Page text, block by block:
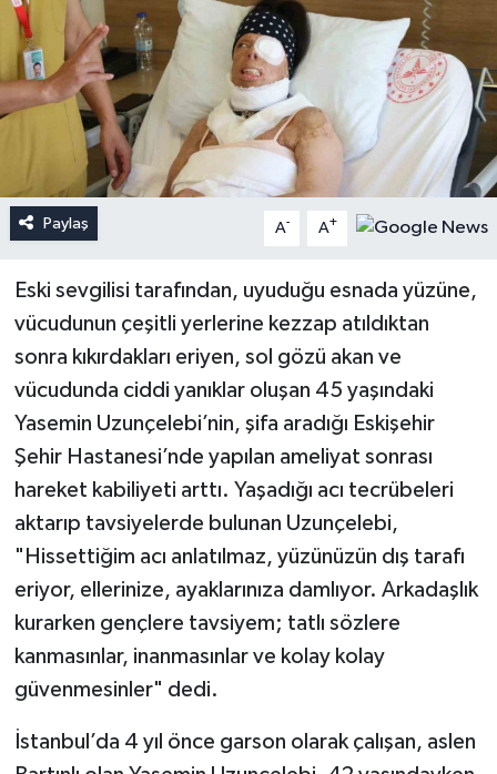
Paylaş A- A+
Eski sevgilisi tarafından, uyuduğu esnada yüzüne,
vücudunun çeşitli yerlerine kezzap atıldıktan
sonra kıkırdakları eriyen, sol gözü akan ve
vücudunda ciddi yanıklar oluşan 45 yaşındaki
Yasemin Uzunçelebi’nin, şifa aradığı Eskişehir
Şehir Hastanesi’nde yapılan ameliyat sonrası
hareket kabiliyeti arttı. Yaşadığı acı tecrübeleri
aktarıp tavsiyelerde bulunan Uzunçelebi,
"Hissettiğim acı anlatılmaz, yüzünüzün dış tarafı
eriyor, ellerinize, ayaklarınıza damlıyor. Arkadaşlık
kurarken gençlere tavsiyem; tatlı sözlere
kanmasınlar, inanmasınlar ve kolay kolay
güvenmesinler" dedi.
İstanbul’da 4 yıl önce garson olarak çalışan, aslen